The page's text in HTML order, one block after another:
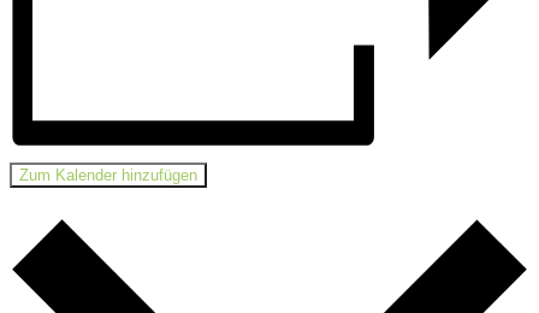
Zum Kalender hinzufügen